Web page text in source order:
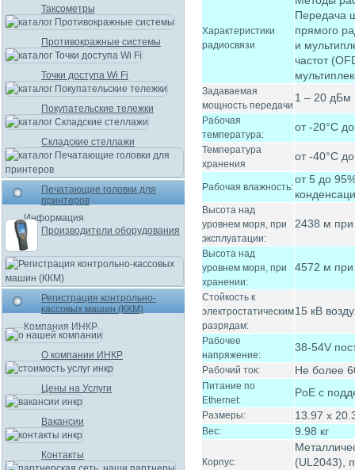
Характеристики
радиосвязи
Передача
прямого
и
частот
Задаваемая
мощность передачи
1 – 20 дБм
Рабочая
температура:
от -20°C
Температура
хранения
от -40°C
Рабочая влажность:
от 5 до
Высота над
уровнем моря, при
эксплуатации:
2438 м при
Высота над
уровнем моря, при
хранении:
4572 м при
Стойкость к
электростатическим
разрядам:
15 кВ
Рабочее
напряжение:
38-54V
Рабочий ток: Не более
Питание по
Ethernet:
PoE с
Размеры: 13.97 x
Вес: 9.98 кг
Корпус:
(UL2043),
Таксометры
Противокражные системы
Точки доступа Wi Fi
Покупательские тележки
Складские стеллажи
Печатающие головки для
принтеров
Информация
Производители оборудования
Регистрация контрольно-
кассовых машин (ККМ)
Компания ИНКР
О компании ИНКР
Цены на Услуги
Вакансии
Контакты